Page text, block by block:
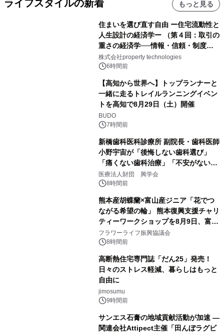
ライフスタイルの新着 もっと見る
住まいを選び直す自由 ー住宅流動性と
人生設計の経済学ー （第４回：取引の
重さの経済学──情報・信頼・制度を
PropTechはどう組み替えるか）｜
PropTech-Lab
株式会社property technologies
6時間前
【高知から世界へ】トップランナーと
一緒に走るトレイルランニングイベン
トを高知で8月29日（土）開催
BUDO
7時間前
新橋歯科医科診療所 副院長・歯科医師
小野宇宙が「後悔しない歯科選び」
「痛くない歯科治療」「不安がない治
療計画」をテーマに専門監修
医療法人財団 興学会
8時間前
熊本産胡蝶蘭×富山産ジニア「花でつ
ながる希望の輪」 熊本復興支援チャリ
ティーワークショップを8月9日、富
山・射水で開催
フラワーライフ振興協議会
8時間前
高断熱住宅専門誌「だん25」発売！
日々のストレス軽減、暮らしはもっと
自由に
jimosumu
9時間前
サンエス石膏の地域貢献活動が加速 ―
関連会社Attipect主催「田んぼラグビ